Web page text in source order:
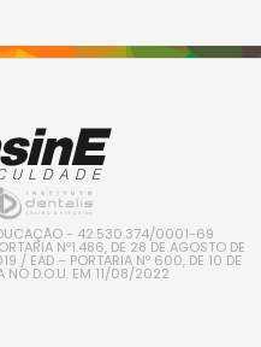
- 42.530.374/0001-69
Nº1.486, DE 28 DE AGOSTO DE
/ EAD – PORTARIA Nº 600, DE 10 DE
NO D.O.U. EM 11/08/2022